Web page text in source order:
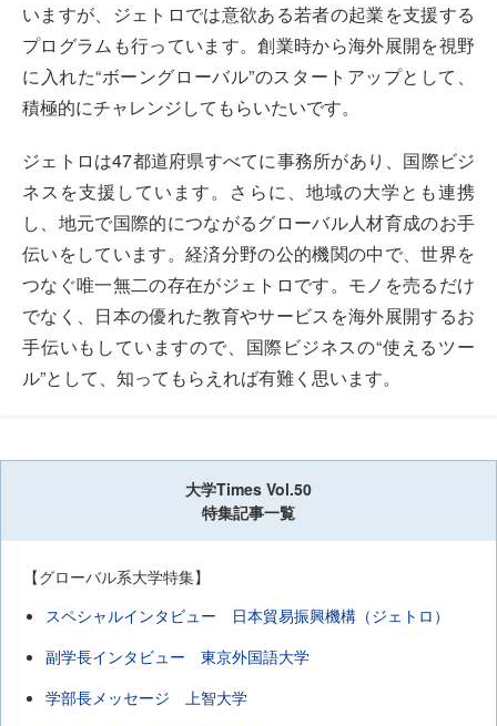
いますが、ジェトロでは意欲ある若者の起業を支援する
プログラムも行っています。創業時から海外展開を視野
に入れた“ボーングローバル”のスタートアップとして、
積極的にチャレンジしてもらいたいです。
ジェトロは47都道府県すべてに事務所があり、国際ビジ
ネスを支援しています。さらに、地域の大学とも連携
し、地元で国際的につながるグローバル人材育成のお手
伝いをしています。経済分野の公的機関の中で、世界を
つなぐ唯一無二の存在がジェトロです。モノを売るだけ
でなく、日本の優れた教育やサービスを海外展開するお
手伝いもしていますので、国際ビジネスの“使えるツー
ル”として、知ってもらえれば有難く思います。
大学Times Vol.50
特集記事一覧
【グローバル系大学特集】
スペシャルインタビュー 日本貿易振興機構（ジェトロ）
副学長インタビュー 東京外国語大学
学部長メッセージ 上智大学